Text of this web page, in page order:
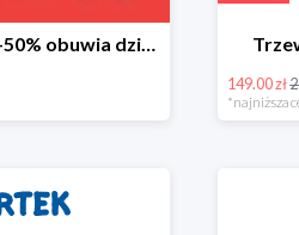
Wyprzedaż do -50% obuwia dziecięcego
149.00 zł
*najniższa